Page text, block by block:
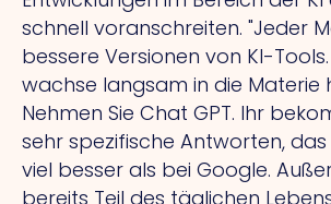
schnell voranschreiten. "Jeder
bessere Versionen von KI-
wachse langsam in die Materie
Nehmen Sie Chat GPT. Ihr
sehr spezifische Antworten,
viel besser als bei Google.
bereits Teil des täglichen